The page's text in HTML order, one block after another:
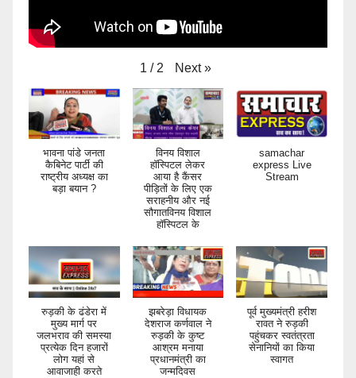
1 / 2 Next »
भावना पांडे जनता
कैबिनेट पार्टी की
राष्ट्रीय अध्यक्ष का
बड़ा बयान ?
विनय विशाल
हॉस्पिटल लेकर
आया है कैंसर
पीड़ितों के लिए एक
सराहनीय और नई
सौगातविनय विशाल
हॉस्पिटल के
samachar
express Live
Stream
रुड़की के ढंडेरा में
मुख्य मार्ग पर
जलभराव की समस्या
प्रत्येक दिन हजारों
लोग यहां से
आवाजाही करते
झबरेड़ा विधायक
देशराज कर्णवाल ने
रुड़की के कुष्ट
आश्रम मनाया
प्रधानमंत्री का
जन्मदिवस
पूर्व मुख्यमंत्री हरीश
रावत ने रुड़की
पहुंचकर स्वतंत्रता
सेनानियों का किया
स्वागत